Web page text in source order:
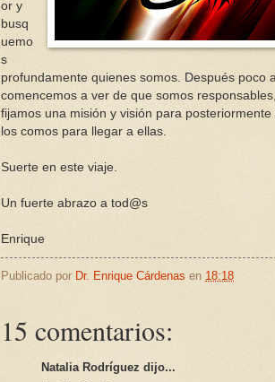
or y
busq
uemo
s
profundamente quienes somos. Después poco
comencemos a ver de que somos
fijamos una misión y visión para
los comos para llegar a ellas.
Suerte en este viaje.
Un fuerte abrazo a tod@s
Enrique
Publicado por Dr. Enrique Cárdenas en 18:18
15 comentarios:
Natalia Rodríguez dijo...